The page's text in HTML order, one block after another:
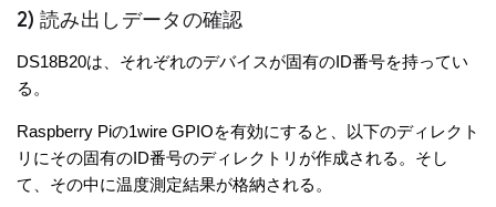
2) 読み出しデータの確認
DS18B20は、それぞれのデバイスが固有のID番号を持ってい
る。
Raspberry Piの1wire GPIOを有効にすると、以下のディレクト
リにその固有のID番号のディレクトリが作成される。そし
て、その中に温度測定結果が格納される。